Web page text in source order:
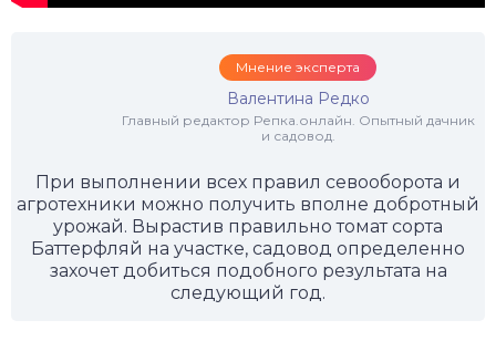
Мнение эксперта
Валентина Редко
Главный редактор Репка.онлайн. Опытный дачник
и садовод.
При выполнении всех правил севооборота и
агротехники можно получить вполне добротный
урожай. Вырастив правильно томат сорта
Баттерфляй на участке, садовод определенно
захочет добиться подобного результата на
следующий год.